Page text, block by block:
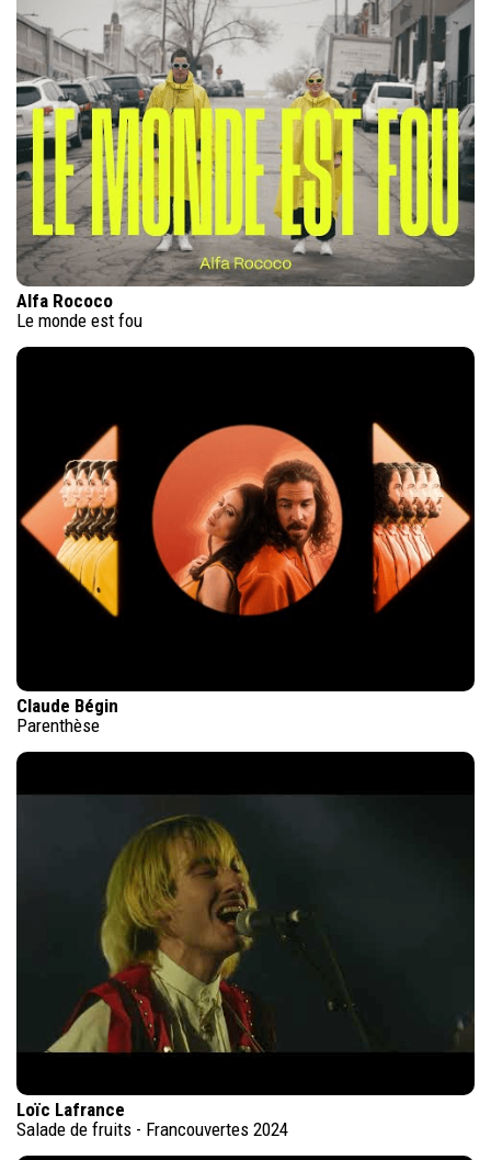
Alfa Rococo
Le monde est fou
Claude Bégin
Parenthèse
Loïc Lafrance
Salade de fruits - Francouvertes 2024